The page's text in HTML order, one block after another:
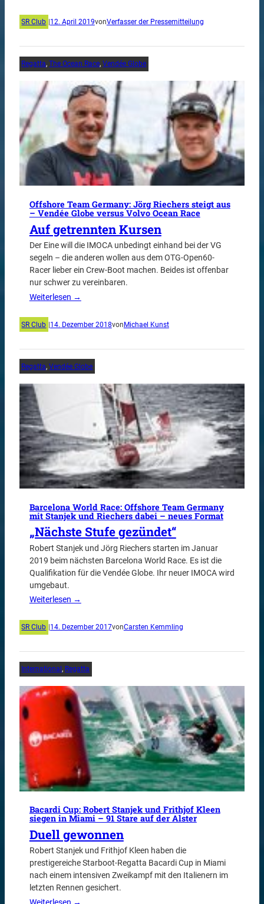
SR Club 12. April 2019vonVerfasser der Pressemitteilung
Regatta, The Ocean Race, Vendée Globe
Offshore Team Germany: Jörg Riechers steigt aus
– Vendée Globe versus Volvo Ocean Race
Auf getrennten Kursen
Der Eine will die IMOCA unbedingt einhand bei der VG
segeln – die anderen wollen aus dem OTG-Open60-
Racer lieber ein Crew-Boot machen. Beides ist offenbar
nur schwer zu vereinbaren.
Weiterlesen →
SR Club |14. Dezember 2018vonMichael Kunst
Regatta, Vendée Globe
Barcelona World Race: Offshore Team Germany
mit Stanjek und Riechers dabei – neues Format
„Nächste Stufe gezündet“
Robert Stanjek und Jörg Riechers starten im Januar
2019 beim nächsten Barcelona World Race. Es ist die
Qualifikation für die Vendée Globe. Ihr neuer IMOCA wird
umgebaut.
Weiterlesen →
SR Club 14. Dezember 2017vonCarsten Kemmling
International, Regatta
Bacardi Cup: Robert Stanjek und Frithjof Kleen
siegen in Miami – 91 Stare auf der Alster
Duell gewonnen
Robert Stanjek und Frithjof Kleen haben die
prestigereiche Starboot-Regatta Bacardi Cup in Miami
nach einem intensiven Zweikampf mit den Italienern im
letzten Rennen gesichert.